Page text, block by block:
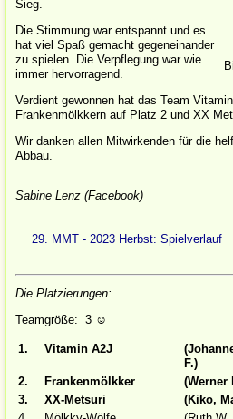
Sieg.
Die Stimmung war entspannt und es
hat viel Spaß gemacht gegeneinander
zu spielen. Die Verpflegung war wie
immer hervorragend.
Verdient gewonnen hat das Team
Frankenmölkkern auf Platz 2 und XX
Wir danken allen Mitwirkenden für die
Abbau.
Sabine Lenz (Facebook)
29. MMT - 2023 Herbst: Spielverlauf
Die Platzierungen:
Teamgröße: 3 ☺
1. Vitamin A2J
F.)
2.
Frankenmölkker
(Werner
3.
XX-Metsuri
(Kiko,